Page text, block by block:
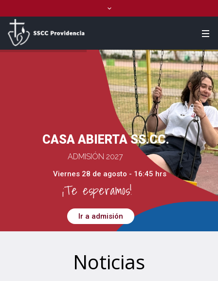
Ir a admisión
CASA ABIERTA SS.CC.
ADMISIÓN 2027
Viernes 28 de agosto - 16:45 hrs
¡Te esperamos!
Noticias